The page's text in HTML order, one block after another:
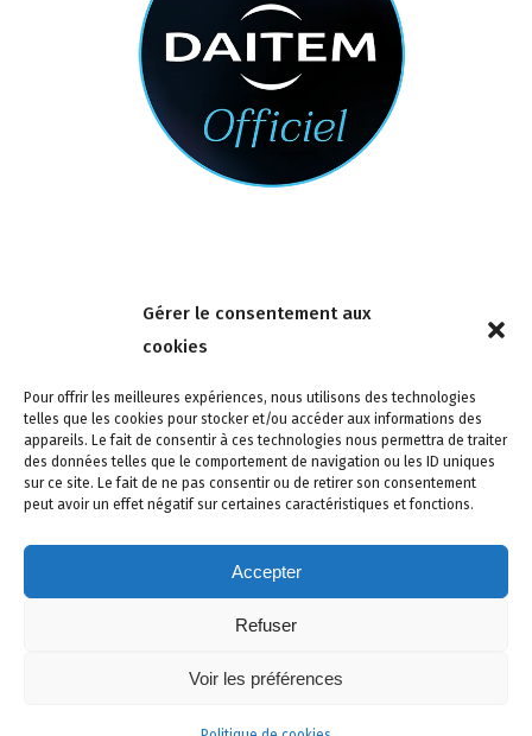
Gérer le consentement aux
cookies
Pour offrir les meilleures expériences, nous utilisons des technologies
telles que les cookies pour stocker et/ou accéder aux informations des
appareils. Le fait de consentir à ces technologies nous permettra de traiter
des données telles que le comportement de navigation ou les ID uniques
sur ce site. Le fait de ne pas consentir ou de retirer son consentement
peut avoir un effet négatif sur certaines caractéristiques et fonctions.
Accepter
Refuser
Voir les préférences
4 rue de la Tour 85150 Les Achards
Politique de confidentialité -